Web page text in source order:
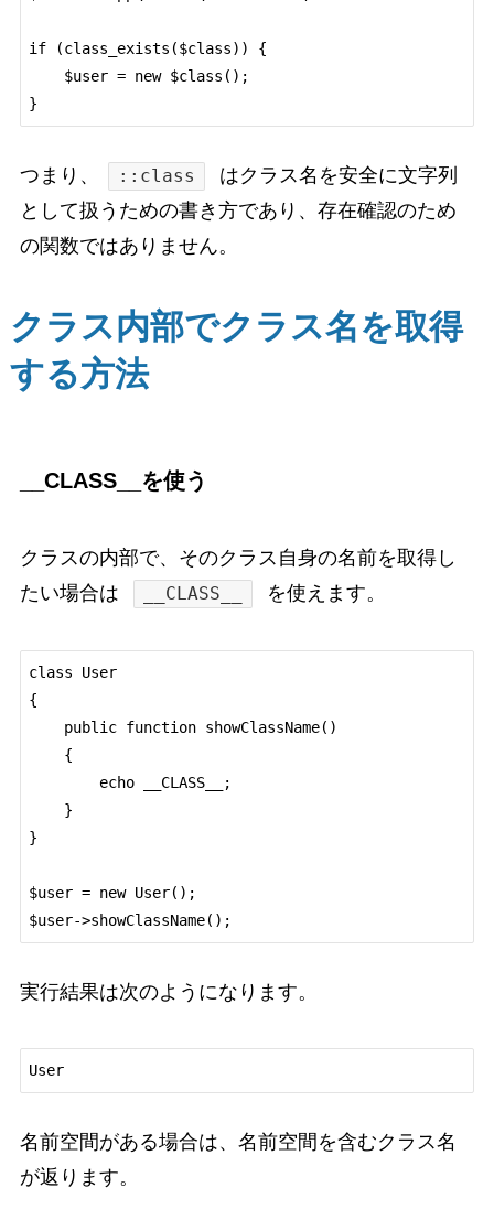
if (class_exists($class)) {
つまり、 ::class
はクラス名を安全に文字列
として扱うための書き方であり、存在確認のため
の関数ではありません。
クラス内部でクラス名を取得
する方法
__CLASS__を使う
クラスの内部で、そのクラス自身の名前を取得し
たい場合は
__CLASS__ を使えます。
class User
{
}
$user = new User();
実行結果は次のようになります。
User
名前空間がある場合は、名前空間を含むクラス名
が返ります。